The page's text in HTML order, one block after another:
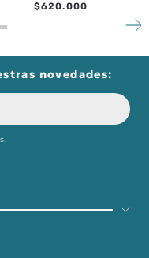
$620.000
novedades: